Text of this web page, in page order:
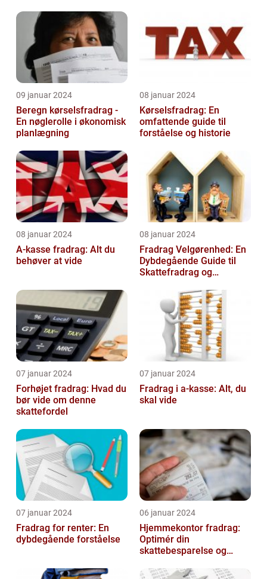
09 januar 2024
Beregn kørselsfradrag -
En nøglerolle i økonomisk
planlægning
08 januar 2024
Kørselsfradrag: En
omfattende guide til
forståelse og historie
08 januar 2024
A-kasse fradrag: Alt du
behøver at vide
08 januar 2024
Fradrag Velgørenhed: En
Dybdegående Guide til
Skattefradrag og
07 januar 2024
Forhøjet fradrag: Hvad du
bør vide om denne
skattefordel
07 januar 2024
Fradrag i a-kasse: Alt, du
skal vide
07 januar 2024
Fradrag for renter: En
dybdegående forståelse
06 januar 2024
Hjemmekontor fradrag:
Optimér din
skattebesparelse og